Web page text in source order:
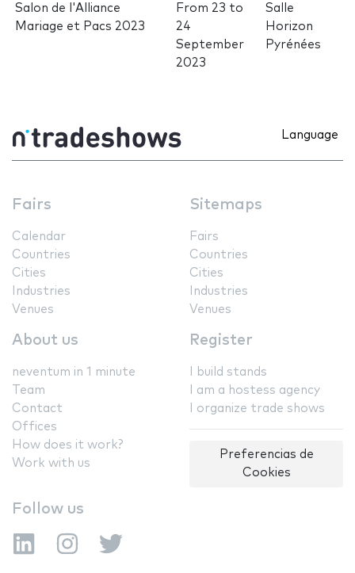
Salon de l'Alliance
Mariage et Pacs 2023
From 23 to
24
September
2023
Salle
Horizon
Pyrénées
Language
Fairs
Calendar
Countries
Cities
Industries
Venues
Sitemaps
Fairs
Countries
Cities
Industries
Venues
About us
neventum in 1 minute
Team
Contact
Offices
How does it work?
Work with us
Register
I build stands
I am a hostess agency
I organize trade shows
Preferencias de
Cookies
Follow us